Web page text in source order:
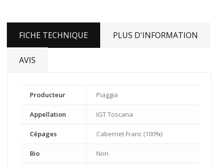
FICHE TECHNIQUE PLUS D'INFORMATION
AVIS
Producteur Piaggia
Appellation IGT Toscana
Cépages Cabernet Franc (100%)
Bio Non